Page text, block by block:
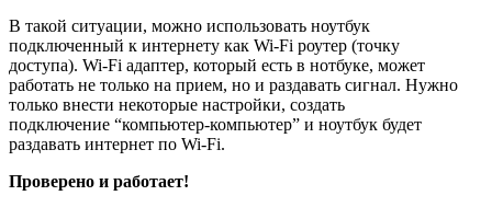
В такой ситуации, можно использовать ноутбук
подключенный к интернету как Wi-Fi роутер (точку
доступа). Wi-Fi адаптер, который есть в нотбуке, может
работать не только на прием, но и раздавать сигнал. Нужно
только внести некоторые настройки, создать
подключение “компьютер-компьютер” и ноутбук будет
раздавать интернет по Wi-Fi.
Проверено и работает!